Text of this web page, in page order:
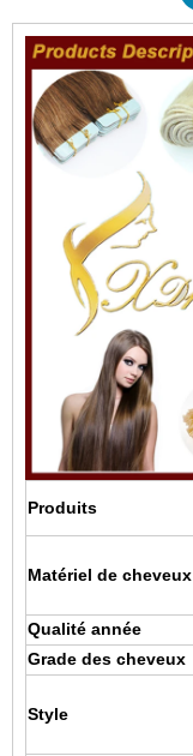
Produits
Matériel de cheveux
Qualité année
Grade des cheveux
Style